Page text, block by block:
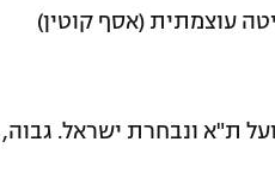
עוצמתית (אסף קוטין)
ת"א ונבחרת ישראל.